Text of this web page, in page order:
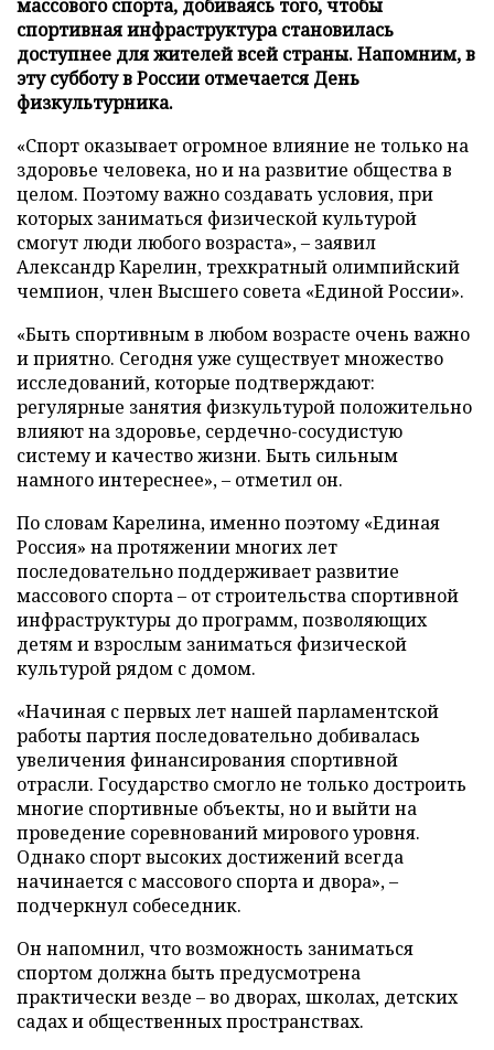
массового спорта, добиваясь того, чтобы
спортивная инфраструктура становилась
доступнее для жителей всей страны. Напомним, в
эту субботу в России отмечается День
физкультурника.
«Спорт оказывает огромное влияние не только на
здоровье человека, но и на развитие общества в
целом. Поэтому важно создавать условия, при
которых заниматься физической культурой
смогут люди любого возраста», – заявил
Александр Карелин, трехкратный олимпийский
чемпион, член Высшего совета «Единой России».
«Быть спортивным в любом возрасте очень важно
и приятно. Сегодня уже существует множество
исследований, которые подтверждают:
регулярные занятия физкультурой положительно
влияют на здоровье, сердечно-сосудистую
систему и качество жизни. Быть сильным
намного интереснее», – отметил он.
По словам Карелина, именно поэтому «Единая
Россия» на протяжении многих лет
последовательно поддерживает развитие
массового спорта – от строительства спортивной
инфраструктуры до программ, позволяющих
детям и взрослым заниматься физической
культурой рядом с домом.
«Начиная с первых лет нашей парламентской
работы партия последовательно добивалась
увеличения финансирования спортивной
отрасли. Государство смогло не только достроить
многие спортивные объекты, но и выйти на
проведение соревнований мирового уровня.
Однако спорт высоких достижений всегда
начинается с массового спорта и двора», –
подчеркнул собеседник.
Он напомнил, что возможность заниматься
спортом должна быть предусмотрена
практически везде – во дворах, школах, детских
садах и общественных пространствах.